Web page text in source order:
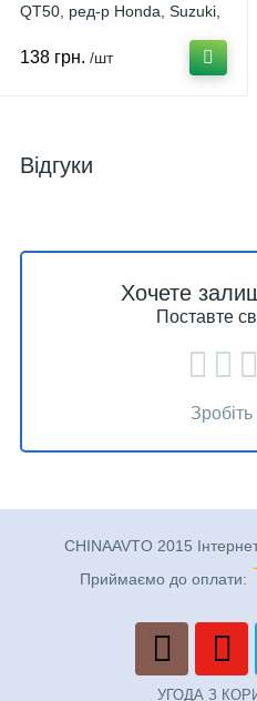
QT50, ред-р Honda, Suzuki,
138 грн. /шт
Відгуки
Хочете
Поставте
Зробіть
CHINAAVTO 2015
Приймаємо до оплати:
УГОДА З